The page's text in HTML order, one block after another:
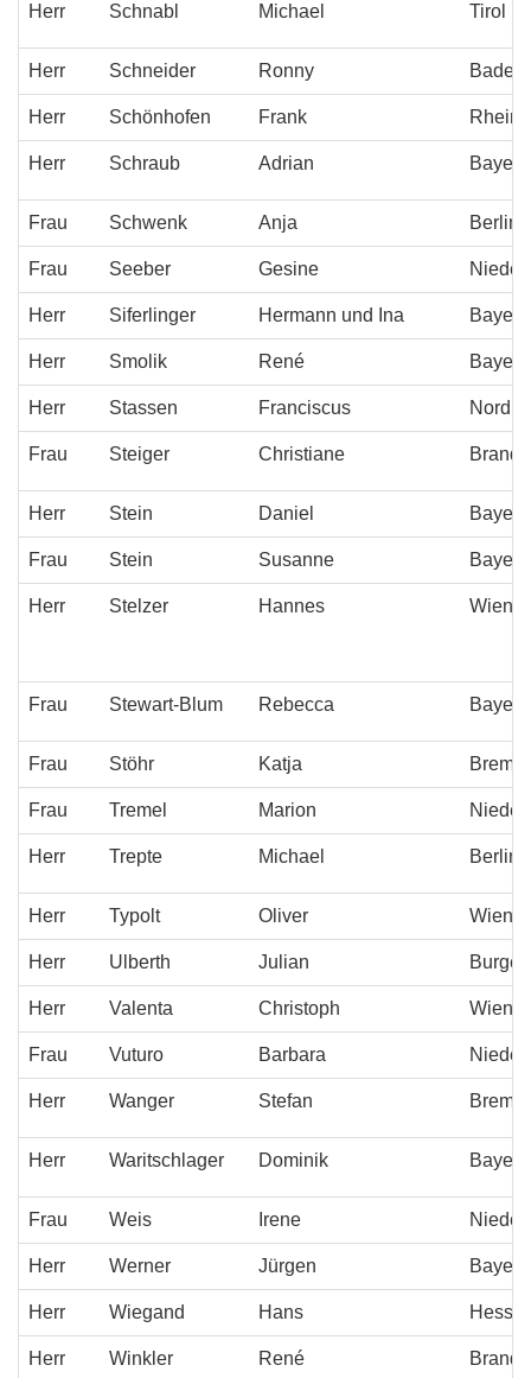
Herr Schnabl Michael Tirol
Herr Schneider Ronny
Herr Schönhofen Frank
Herr Schraub Adrian Bayern
Frau Schwenk Anja Berlin
Frau Seeber Gesine
Herr Siferlinger Hermann und Ina Bayern
Herr Smolik René Bayern
Herr Stassen Franciscus
Frau Steiger Christiane
Herr Stein Daniel Bayern
Frau Stein Susanne Bayern
Herr Stelzer Hannes Wien
Frau Stewart-Blum Rebecca Bayern
Frau Stöhr Katja
Frau Tremel Marion
Herr Trepte Michael Berlin
Herr Typolt Oliver Wien
Herr Ulberth Julian
Herr Valenta Christoph Wien
Frau Vuturo Barbara
Herr Wanger Stefan
Herr Waritschlager Dominik Bayern
Frau Weis Irene
Herr Werner Jürgen Bayern
Herr Wiegand Hans
Herr Winkler René